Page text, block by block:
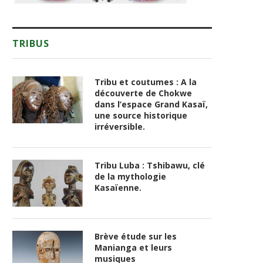
TRIBUS
Tribu et coutumes : A la
découverte de Chokwe
dans l’espace Grand Kasaï,
une source historique
irréversible.
Tribu Luba : Tshibawu, clé
de la mythologie
Kasaïenne.
Brève étude sur les
Manianga et leurs
musiques